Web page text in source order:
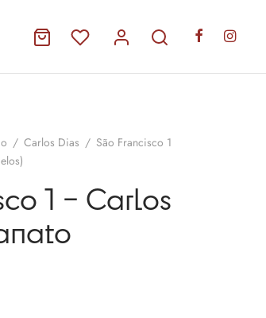
/ Carlos Dias / São Francisco 1
1 – Carlos